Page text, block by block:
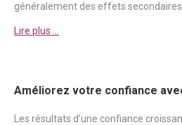
généralement des effets
Lire plus …
Améliorez votre confiance
Les résultats d’une confiance